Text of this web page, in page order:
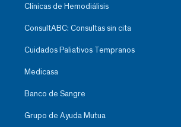
Clínicas de Hemodiálisis
ConsultABC: Consultas sin cita
Cuidados Paliativos Tempranos
Medicasa
Banco de Sangre
Grupo de Ayuda Mutua